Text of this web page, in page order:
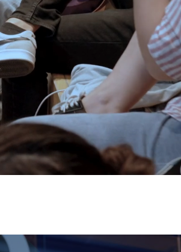
Servizi e
Contatti